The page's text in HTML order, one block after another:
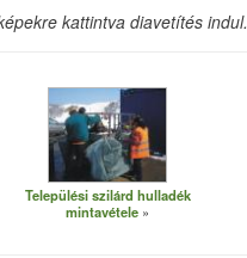
kattintva diavetítés indul.
Települési szilárd hulladék
mintavétele